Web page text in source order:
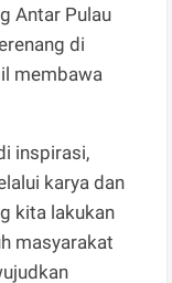
Antar Pulau
di
membawa
inspirasi,
karya dan
kita lakukan
masyarakat